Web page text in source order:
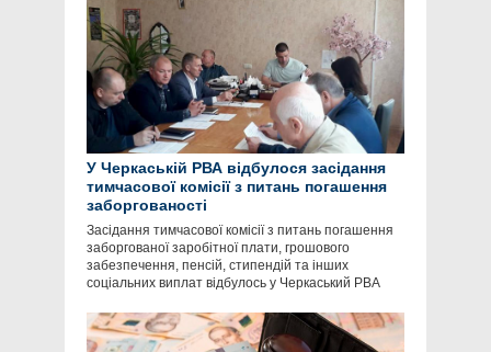
У Черкаській РВА відбулося засідання
тимчасової комісії з питань погашення
заборгованості
Засідання тимчасової комісії з питань погашення
заборгованої заробітної плати, грошового
забезпечення, пенсій, стипендій та інших
соціальних виплат відбулось у Черкаський РВА